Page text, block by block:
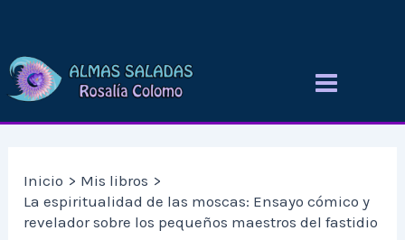
contenido
Inicio
Mis libros
La espiritualidad de las moscas: Ensayo cómico y
revelador sobre los pequeños maestros del fastidio